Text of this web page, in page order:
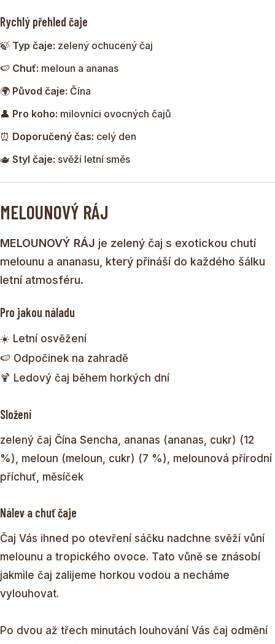
během nejteplejších dní.
Letní dny volají po osvěžení a co je lepšího než vychutnat si
sklenici ledového nápoje s lahodnou chutí melounu?
do každého šálku v podobě zeleného čaje s jemnou,
ovocnou chutí.
Rychlý přehled čaje
🍃 Typ čaje: zelený ochucený čaj
🍉 Chuť: meloun a ananas
🌍 Původ čaje: Čína
👤 Pro koho: milovníci ovocných čajů
⏰ Doporučený čas: celý den
🫖 Styl čaje: svěží letní směs
MELOUNOVÝ RÁJ
MELOUNOVÝ RÁJ je zelený čaj s exotickou chutí
melounu a ananasu, který přináší do každého šálku
letní atmosféru.
Pro jakou náladu
☀️ Letní osvěžení
🍉 Odpočinek na zahradě
🍹 Ledový čaj během horkých dní
Složení
zelený čaj Čína Sencha, ananas (ananas, cukr) (12
%), meloun (meloun, cukr) (7 %), melounová přírodní
příchuť, měsíček
Nálev a chuť čaje
Čaj Vás ihned po otevření sáčku nadchne svěží vůní
melounu a tropického ovoce. Tato vůně se znásobí
jakmile čaj zalijeme horkou vodou a necháme
vylouhovat.
Po dvou až třech minutách louhování Vás čaj odmění